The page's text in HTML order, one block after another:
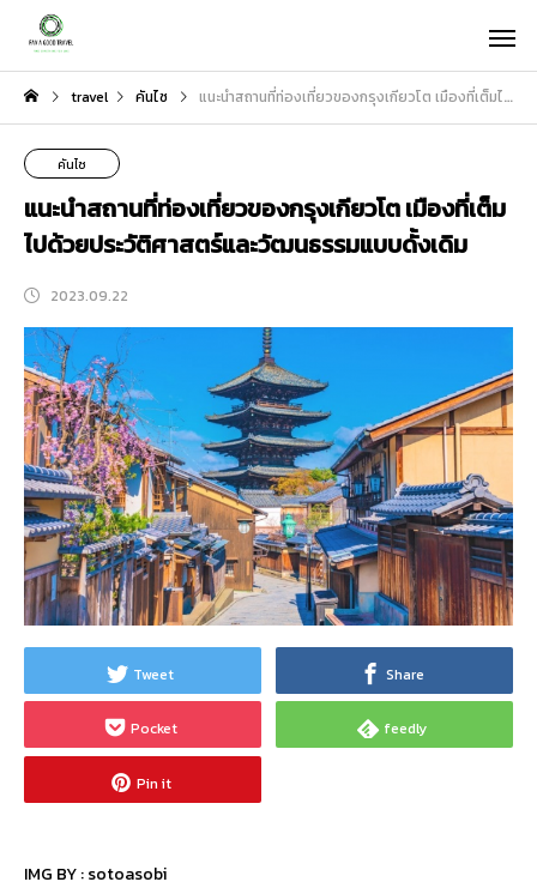
travel คันไซ แนะนำสถานที่ท่องเที่ยวของกรุงเกียวโต เมืองที่เต็มไปด้วยประวัติศาสตร์และวัฒนธรรมแบบดั้งเดิม
คันไซ
แนะนำสถานที่ท่องเที่ยวของกรุงเกียวโต เมืองที่เต็ม
ไปด้วยประวัติศาสตร์และวัฒนธรรมแบบดั้งเดิม
2023.09.22
Tweet Share
Pocket feedly
Pin it
IMG BY :sotoasobi